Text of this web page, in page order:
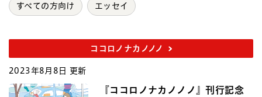
すべての方向け エッセイ
ココロノナカノノノ
2023年8月8日 更新
『ココロノナカノノノ』刊行記念